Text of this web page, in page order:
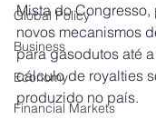
Global Policy
Business
Economy
Financial Markets
Mista do
novos mecanismos
para gasodutos até
cálculo de royalties
produzido no país.